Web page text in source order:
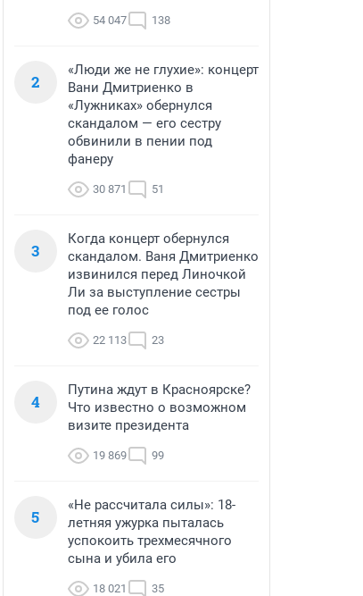
54 047 138
2
«Люди же не глухие»: концерт
Вани Дмитриенко в
«Лужниках» обернулся
скандалом — его сестру
обвинили в пении под
фанеру
30 871 51
3
Когда концерт обернулся
скандалом. Ваня Дмитриенко
извинился перед Линочкой
Ли за выступление сестры
под ее голос
22 113 23
4
Путина ждут в Красноярске?
Что известно о возможном
визите президента
19 869 99
5
«Не рассчитала силы»: 18-
летняя ужурка пыталась
успокоить трехмесячного
сына и убила его
18 021 35